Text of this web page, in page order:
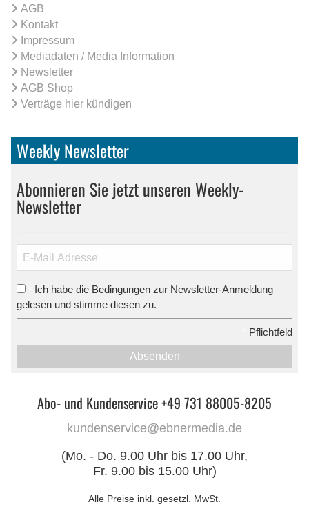
AGB
Kontakt
Impressum
Mediadaten / Media Information
Newsletter
AGB Shop
Verträge hier kündigen
Weekly Newsletter
Abonnieren Sie jetzt unseren Weekly-
Newsletter
Ich habe die Bedingungen zur Newsletter-Anmeldung
gelesen und stimme diesen zu.
Pflichtfeld
Absenden
Abo- und Kundenservice +49 731 88005-8205
kundenservice@ebnermedia.de
(Mo. - Do. 9.00 Uhr bis 17.00 Uhr,
Fr. 9.00 bis 15.00 Uhr)
Alle Preise inkl. gesetzl. MwSt.